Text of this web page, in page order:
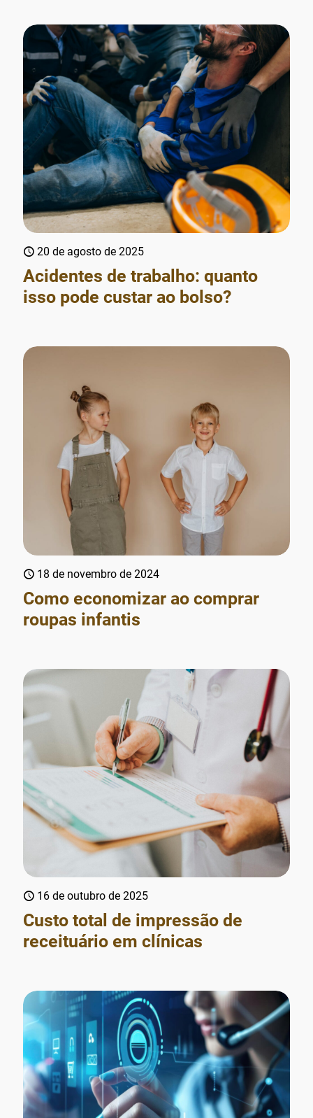
20 de agosto de 2025
Acidentes de trabalho: quanto
isso pode custar ao bolso?
18 de novembro de 2024
Como economizar ao comprar
roupas infantis
16 de outubro de 2025
Custo total de impressão de
receituário em clínicas